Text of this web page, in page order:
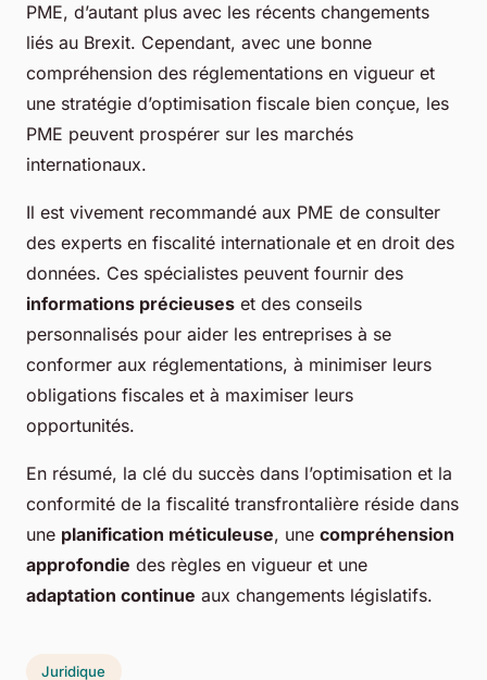
PME, d’autant plus avec les récents changements
liés au Brexit. Cependant, avec une bonne
compréhension des réglementations en vigueur et
une stratégie d’optimisation fiscale bien conçue, les
PME peuvent prospérer sur les marchés
internationaux.
Il est vivement recommandé aux PME de consulter
des experts en fiscalité internationale et en droit des
données. Ces spécialistes peuvent fournir des
informations précieuses et des conseils
personnalisés pour aider les entreprises à se
conformer aux réglementations, à minimiser leurs
obligations fiscales et à maximiser leurs
opportunités.
En résumé, la clé du succès dans l’optimisation et la
conformité de la fiscalité transfrontalière réside dans
une planification méticuleuse, une compréhension
approfondie des règles en vigueur et une
adaptation continue aux changements législatifs.
Juridique